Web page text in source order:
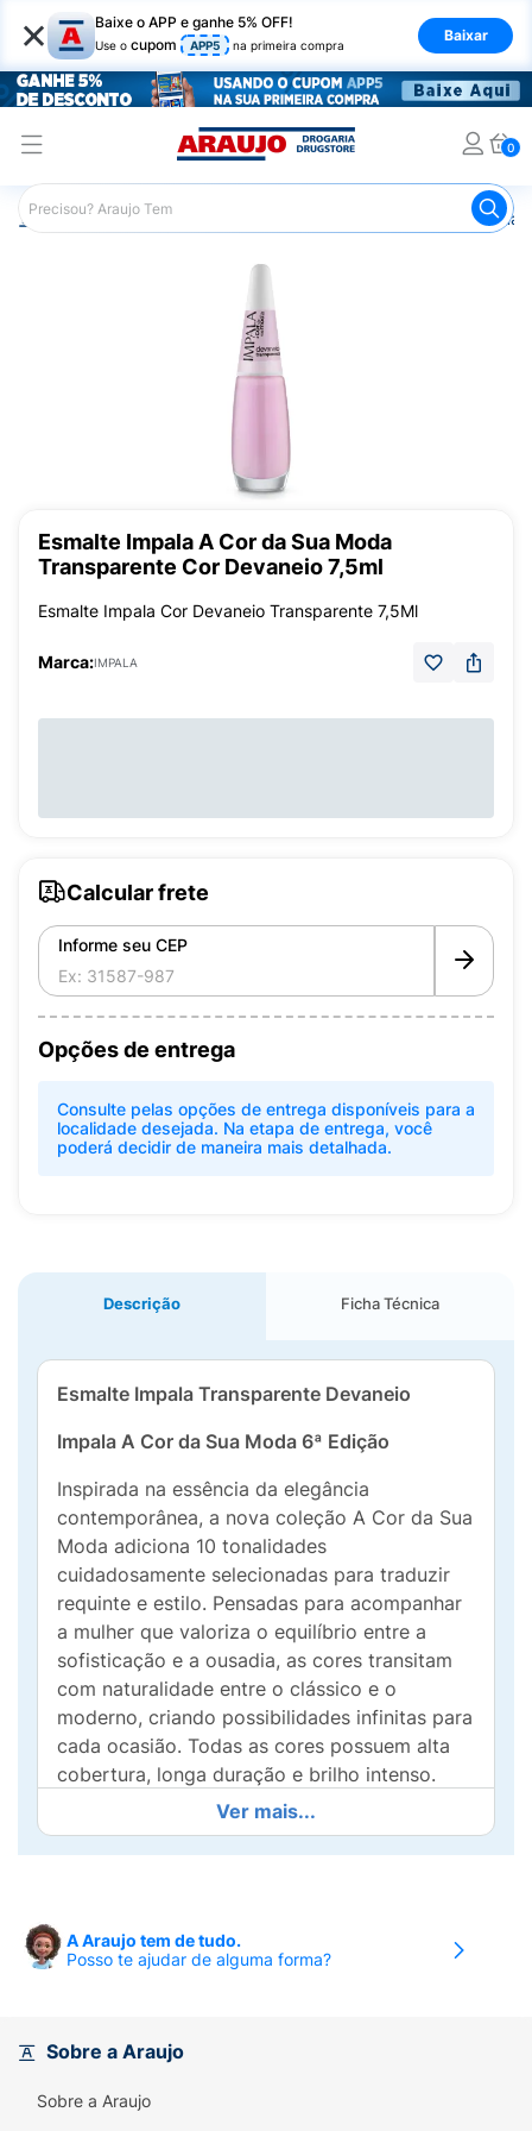
× Baixe o APP e ganhe 5% OFF!
Use o cupom APP5 na primeira compra
Baixar
0
Araujo Beleza e Cuidados
Esmalte Impala A Cor da Sua Moda
Transparente Cor Devaneio 7,5ml
Esmalte Impala Cor Devaneio Transparente 7,5Ml
Marca:IMPALA
Calcular frete
Informe seu CEP
Opções de entrega
Consulte pelas opções de entrega disponíveis para a
localidade desejada. Na etapa de entrega, você
poderá decidir de maneira mais detalhada.
Descrição Ficha Técnica
Esmalte Impala Transparente Devaneio
Impala A Cor da Sua Moda 6ª Edição
Inspirada na essência da elegância
contemporânea, a nova coleção A Cor da Sua
Moda adiciona 10 tonalidades
cuidadosamente selecionadas para traduzir
requinte e estilo. Pensadas para acompanhar
a mulher que valoriza o equilíbrio entre a
sofisticação e a ousadia, as cores transitam
com naturalidade entre o clássico e o
moderno, criando possibilidades infinitas para
cada ocasião. Todas as cores possuem alta
cobertura, longa duração e brilho intenso.
Não testado em animais.
É interessante saber:
Longa duração
Secagem rápida
Não testado em animais
Ver mais...
A Araujo tem de tudo.
Posso te ajudar de alguma forma?
Sobre a Araujo
Sobre a Araujo